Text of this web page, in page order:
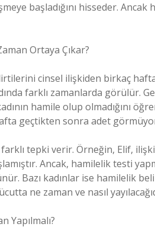
başladığını hisseder.
Ortaya Çıkar?
cinsel ilişkiden birkaç
farklı zamanlarda görülür.
hamile olup olmadığını
geçtikten sonra adet
tepki verir. Örneğin, Elif,
Ancak, hamilelik testi
Bazı kadınlar ise hamilelik
ne zaman ve nasıl
Yapılmalı?